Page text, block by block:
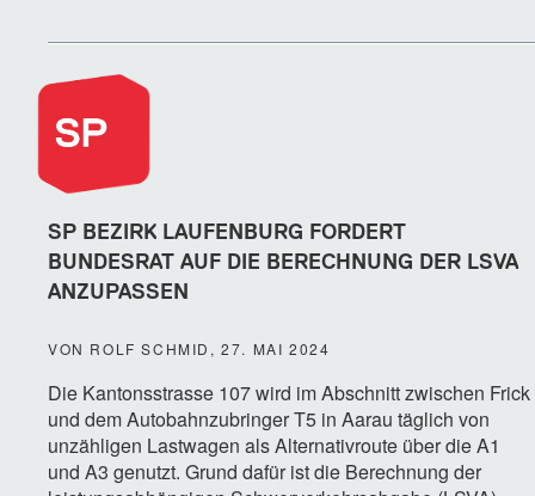
SP BEZIRK LAUFENBURG FORDERT
BUNDESRAT AUF DIE BERECHNUNG DER LSVA
ANZUPASSEN
VON ROLF SCHMID, 27. MAI 2024
Die Kantonsstrasse 107 wird im Abschnitt zwischen Frick
und dem Autobahnzubringer T5 in Aarau täglich von
unzähligen Lastwagen als Alternativroute über die A1
und A3 genutzt. Grund dafür ist die Berechnung der